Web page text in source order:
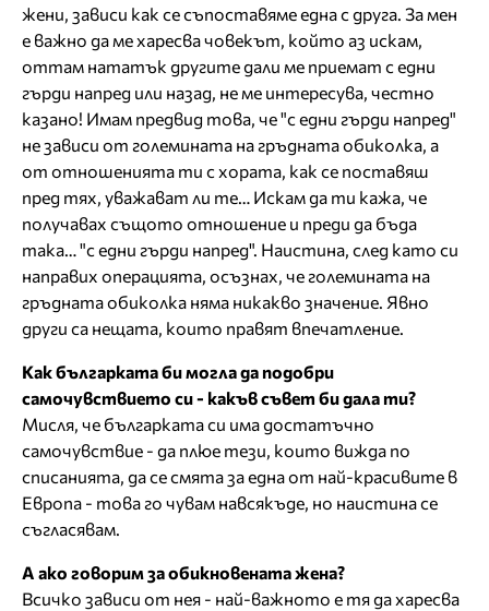
жени, зависи как се съпоставяме една с друга. За мен
е важно да ме харесва човекът, който аз искам,
оттам нататък другите дали ме приемат с едни
гърди напред или назад, не ме интересува, честно
казано! Имам предвид това, че "с едни гърди напред"
не зависи от големината на гръдната обиколка, а
от отношенията ти с хората, как се поставяш
пред тях, уважават ли те… Искам да ти кажа, че
получавах същото отношение и преди да бъда
така… "с едни гърди напред". Наистина, след като си
направих операцията, осъзнах, че големината на
гръдната обиколка няма никакво значение. Явно
други са нещата, които правят впечатление.
Как българката би могла да подобри
самочувствието си - какъв съвет би дала ти?
Мисля, че българката си има достатъчно
самочувствие - да плюе тези, които вижда по
списанията, да се смята за една от най-красивите в
Европа - това го чувам навсякъде, но наистина се
съгласявам.
А ако говорим за обикновената жена?
Всичко зависи от нея - най-важното е тя да харесва